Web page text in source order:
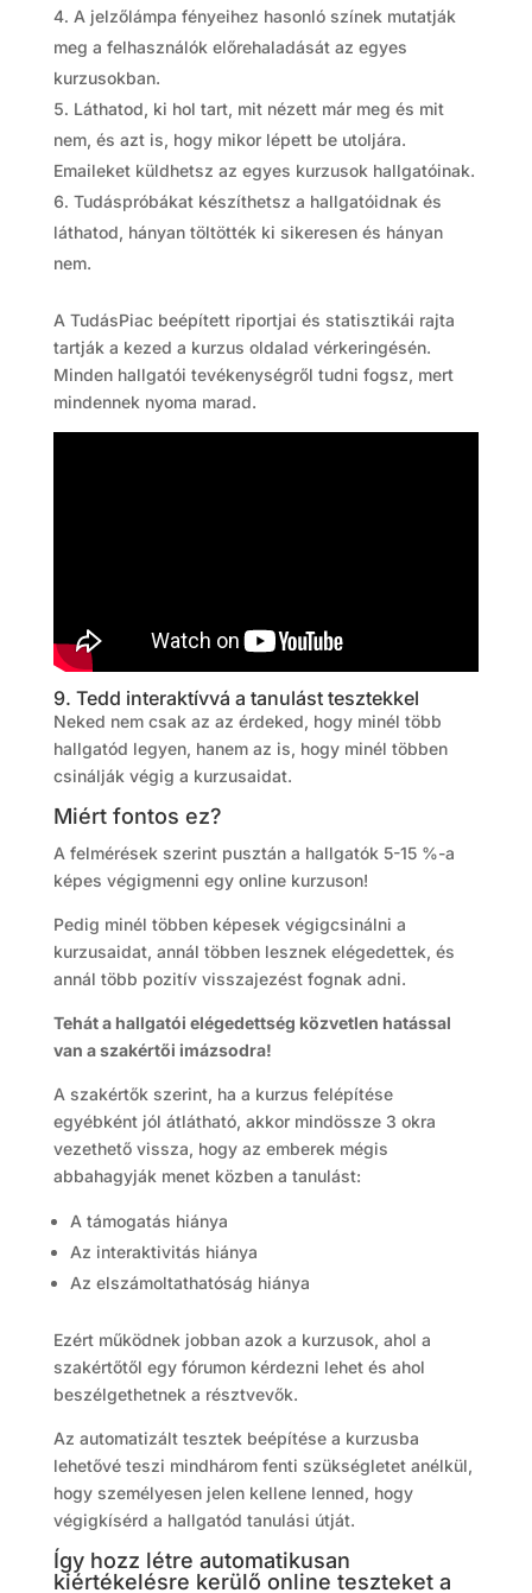
A jelzőlámpa fényeihez hasonló színek mutatják
meg a felhasználók előrehaladását az egyes
kurzusokban.
Láthatod, ki hol tart, mit nézett már meg és mit
nem, és azt is, hogy mikor lépett be utoljára.
Emaileket küldhetsz az egyes kurzusok hallgatóinak.
Tudáspróbákat készíthetsz a hallgatóidnak és
láthatod, hányan töltötték ki sikeresen és hányan
nem.
A TudásPiac beépített riportjai és statisztikái rajta
tartják a kezed a kurzus oldalad vérkeringésén.
Minden hallgatói tevékenységről tudni fogsz, mert
mindennek nyoma marad.
9. Tedd interaktívvá a tanulást tesztekkel
Neked nem csak az az érdeked, hogy minél több
hallgatód legyen, hanem az is, hogy minél többen
csinálják végig a kurzusaidat.
Miért fontos ez?
A felmérések szerint pusztán a hallgatók 5-15 %-a
képes végigmenni egy online kurzuson!
Pedig minél többen képesek végigcsinálni a
kurzusaidat, annál többen lesznek elégedettek, és
annál több pozitív visszajezést fognak adni.
Tehát a hallgatói elégedettség közvetlen hatással
van a szakértői imázsodra!
A szakértők szerint, ha a kurzus felépítése
egyébként jól átlátható, akkor mindössze 3 okra
vezethető vissza, hogy az emberek mégis
abbahagyják menet közben a tanulást:
A támogatás hiánya
Az interaktivitás hiánya
Az elszámoltathatóság hiánya
Ezért működnek jobban azok a kurzusok, ahol a
szakértőtől egy fórumon kérdezni lehet és ahol
beszélgethetnek a résztvevők.
Az automatizált tesztek beépítése a kurzusba
lehetővé teszi mindhárom fenti szükségletet anélkül,
hogy személyesen jelen kellene lenned, hogy
végigkísérd a hallgatód tanulási útját.
Így hozz létre automatikusan
kiértékelésre kerülő online teszteket a